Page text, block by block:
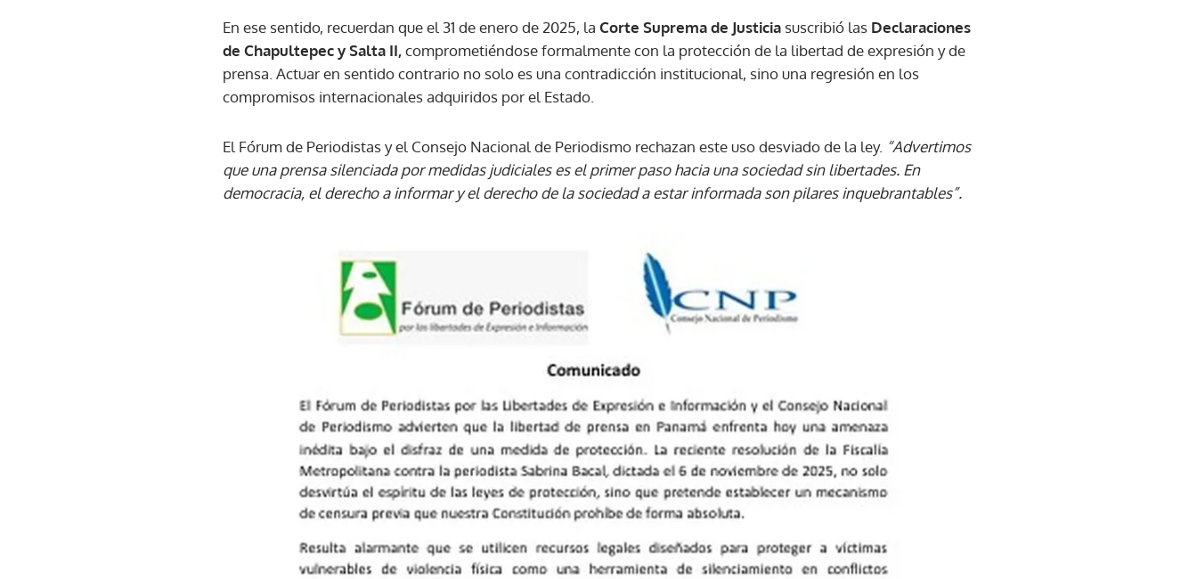
En ese sentido, recuerdan que el 31 de enero de 2025, la Corte Suprema de Justicia suscribió las Declaraciones
de Chapultepec y Salta II,comprometiéndose formalmente con la protección de la libertad de expresión y de
prensa. Actuar en sentido contrario no solo es una contradicción institucional, sino una regresión en los
compromisos internacionales adquiridos por el Estado.
El Fórum de Periodistas y el Consejo Nacional de Periodismo rechazan este uso desviado de la ley. “Advertimos
que una prensa silenciada por medidas judiciales es el primer paso hacia una sociedad sin libertades. En
democracia, el derecho a informar y el derecho de la sociedad a estar informada son pilares inquebrantables”.